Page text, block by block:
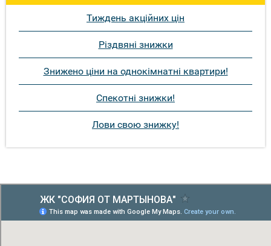
Тиждень акційних цін
Різдвяні знижки
Знижено ціни на однокімнатні квартири!
Спекотні знижки!
Лови свою знижку!